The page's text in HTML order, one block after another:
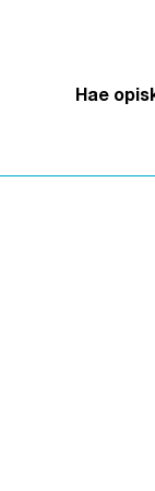
Hae